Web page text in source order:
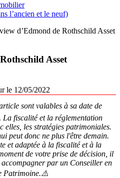
l’ancien et le neuf)
d’Edmond de Rothschild Asset
Asset
le 12/05/2022
sont valables à sa date de
fiscalité et la réglementation
elles, les stratégies patrimoniales.
peut donc ne plus l'être demain.
et adaptée à la fiscalité et à la
de votre prise de décision, il
par un Conseiller en
Patrimoine.⚠️